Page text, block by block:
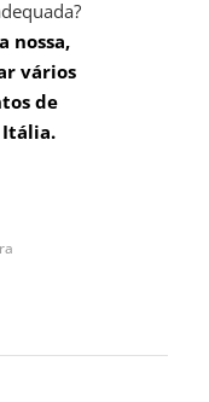
nossa,
vários
de